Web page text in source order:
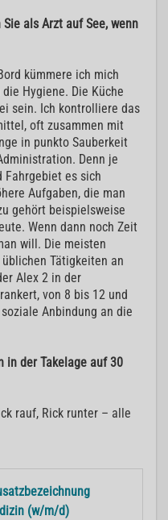
als Arzt auf See, wenn
kümmere ich mich
Hygiene. Die Küche
sein. Ich kontrolliere das
oft zusammen mit
in punkto Sauberkeit
Denn je
Fahrgebiet es sich
Aufgaben, die man
gehört beispielsweise
Wenn dann noch Zeit
will. Die meisten
Tätigkeiten an
Alex 2 in der
von 8 bis 12 und
Anbindung an die
in der Takelage auf 30
rauf, Rick runter – alle
(w/m/d)